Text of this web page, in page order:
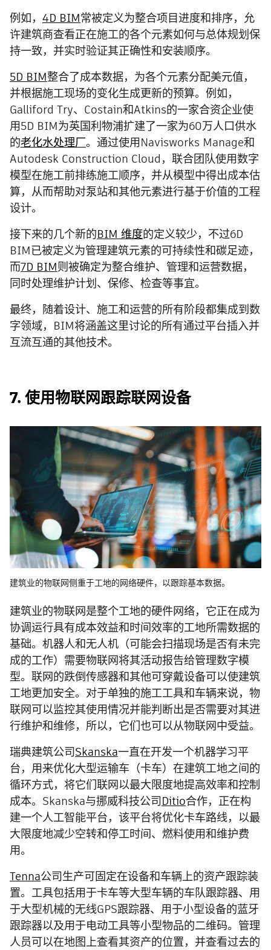
例如， 4D BIM常被定义为整合项目进度和排序，允
许建筑商查看正在施工的各个元素如何与总体规划保
持一致，并实时验证其正确性和安装顺序。
5D BIM整合了成本数据，为各个元素分配美元值，
并根据施工现场的变化生成更新的预算。例如，
Galliford Try、Costain和Atkins的一家合资企业使
用5D BIM为英国利物浦扩建了一家为60万人口供水
的老化水处理厂。通过使用Navisworks Manage和
Autodesk Construction Cloud，联合团队使用数字
模型在施工前排练施工顺序，并从模型中得出成本估
算，从而帮助对泵站和其他元素进行基于价值的工程
设计。
接下来的几个新的BIM 维度的定义较少，不过6D
BIM已被定义为管理建筑元素的可持续性和碳足迹，
而7D BIM则被确定为整合维护、管理和运营数据，
同时处理维护计划、保修、检查等事宜。
最终，随着设计、施工和运营的所有阶段都集成到数
字领域，BIM将涵盖这里讨论的所有通过平台插入并
互流互通的其他技术。
7. 使用物联网跟踪联网设备
建筑业的物联网侧重于工地的网络硬件，以跟踪基本数据。
建筑业的物联网是整个工地的硬件网络，它正在成为
协调运行具有成本效益和时间效率的工地所需数据的
基础。机器人和无人机（可能会扫描现场是否有未完
成的工作）需要物联网将其活动报告给管理数字模
型。联网的跌倒传感器和其他可穿戴设备可以使建筑
工地更加安全。对于单独的施工工具和车辆来说，物
联网可以监控其使用情况并能判断出是否需要对其进
行维护和维修，所以，它们也可以从物联网中受益。
瑞典建筑公司Skanska一直在开发一个机器学习平
台，用来优化大型运输车（卡车）在建筑工地之间的
循环方式，将它们联网以最大限度地提高效率和控制
成本。Skanska与挪威科技公司Ditio合作，正在构
建一个人工智能平台，该平台将优化卡车路线，以最
大限度地减少空转和停工时间、燃料使用和维护费
用。
Tenna公司生产可固定在设备和车辆上的资产跟踪装
置。工具包括用于卡车等大型车辆的车队跟踪器、用
于大型机械的无线GPS跟踪器、用于小型设备的蓝牙
跟踪器以及用于电动工具等小型物品的二维码。管理
人员可以在地图上查看其资产的位置，并查看过去的